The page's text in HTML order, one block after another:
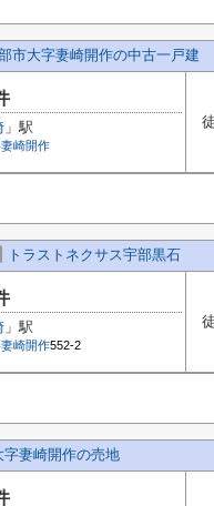
市大字妻崎開作の中古一戸建
」駅
崎開作
トラストネクサス宇部黒石
」駅
崎開作552-2
字妻崎開作の売地